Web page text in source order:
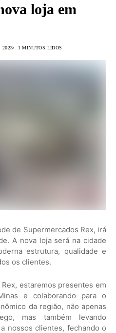
loja em
2023
1 MINUTOS LIDOS
de Supermercados Rex, irá
A nova loja será na cidade
estrutura, qualidade e
os clientes.
estaremos presentes em
e colaborando para o
da região, não apenas
mas também levando
nossos clientes, fechando o